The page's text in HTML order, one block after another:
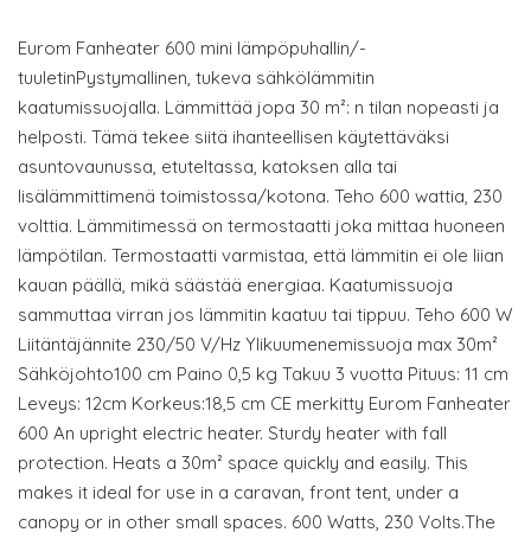
Eurom Fanheater 600 mini lämpöpuhallin/-
tuuletinPystymallinen, tukeva sähkölämmitin
kaatumissuojalla. Lämmittää jopa 30 m²: n tilan nopeasti ja
helposti. Tämä tekee siitä ihanteellisen käytettäväksi
asuntovaunussa, etuteltassa, katoksen alla tai
lisälämmittimenä toimistossa/kotona. Teho 600 wattia, 230
volttia. Lämmitimessä on termostaatti joka mittaa huoneen
lämpötilan. Termostaatti varmistaa, että lämmitin ei ole liian
kauan päällä, mikä säästää energiaa. Kaatumissuoja
sammuttaa virran jos lämmitin kaatuu tai tippuu. Teho 600 W
Liitäntäjännite 230/50 V/Hz Ylikuumenemissuoja max 30m²
Sähköjohto100 cm Paino 0,5 kg Takuu 3 vuotta Pituus: 11 cm
Leveys: 12cm Korkeus:18,5 cm CE merkitty Eurom Fanheater
600 An upright electric heater. Sturdy heater with fall
protection. Heats a 30m² space quickly and easily. This
makes it ideal for use in a caravan, front tent, under a
canopy or in other small spaces. 600 Watts, 230 Volts.The